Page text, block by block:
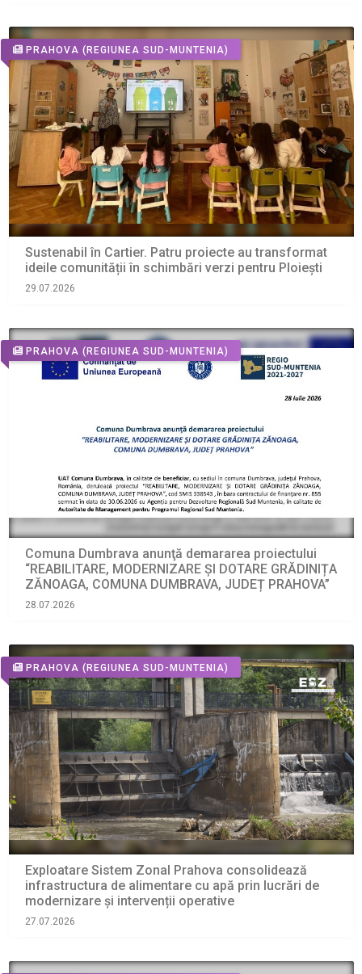
PRAHOVA (REGIUNEA SUD-MUNTENIA)
Sustenabil în Cartier. Patru proiecte au transformat
ideile comunității în schimbări verzi pentru Ploiești
29.07.2026
PRAHOVA (REGIUNEA SUD-MUNTENIA)
Comuna Dumbrava anunţă demararea proiectului
“REABILITARE, MODERNIZARE ȘI DOTARE GRĂDINIȚA
ZĂNOAGA, COMUNA DUMBRAVA, JUDEȚ PRAHOVA”
28.07.2026
PRAHOVA (REGIUNEA SUD-MUNTENIA)
Exploatare Sistem Zonal Prahova consolidează
infrastructura de alimentare cu apă prin lucrări de
modernizare și intervenții operative
27.07.2026